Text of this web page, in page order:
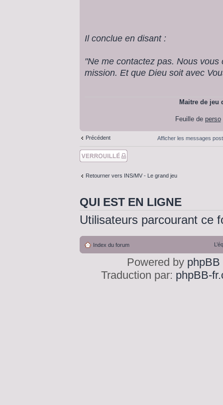
Il conclue en disant :
"Ne me contactez pas. Nous
mission. Et que Dieu soit avec
Maitre de jeu
Feuille de perso
Précédent Afficher les messages
Sujet verouillé
Retourner vers INS/MV - Le grand jeu
QUI EST EN LIGNE
Utilisateurs parcourant ce
Index du forum
Powered by phpBB
Traduction par: phpBB-